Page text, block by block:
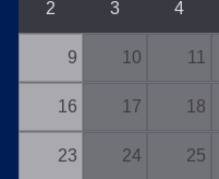
2 3 4
9 10 11
16 17 18
23 24 25